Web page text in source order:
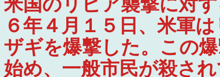
６年４月１５日、米軍
ザギを爆撃した。この
始め、一般市民が殺さ